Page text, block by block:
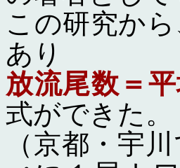
この研究か
あり
放流尾数＝
式ができた。
（京都・宇